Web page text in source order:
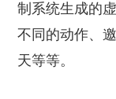
制系统生成的
不同的动作、
天等等。